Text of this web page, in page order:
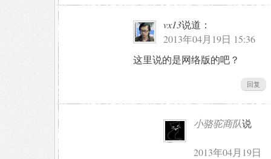
vx13说道：
2013年04月19日 15:36
这里说的是网络版的吧？
回复
小骆驼商队说
道：
2013年04月19日